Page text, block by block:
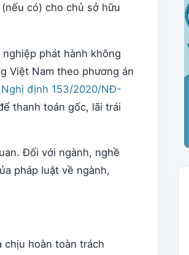
có) cho chủ sở hữu
phát hành không
Việt Nam theo phương án
Nghị định 153/2020/NĐ-
thanh toán gốc, lãi trái
Đối với ngành, nghề
pháp luật về ngành,
chịu hoàn toàn trách